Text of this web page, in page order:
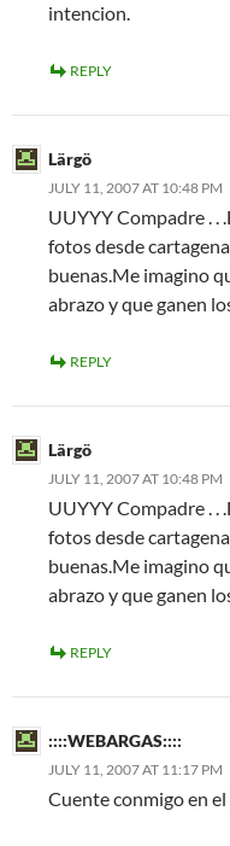
intencion.
REPLY
Lärgö
JULY 11, 2007 AT 10:48 PM
UUYYY Compadre . .
fotos desde
buenas.Me imagino
abrazo y que ganen
REPLY
Lärgö
JULY 11, 2007 AT 10:48 PM
UUYYY Compadre . .
fotos desde
buenas.Me imagino
abrazo y que ganen
REPLY
::::WEBARGAS::::
JULY 11, 2007 AT 11:17 PM
Cuente conmigo en